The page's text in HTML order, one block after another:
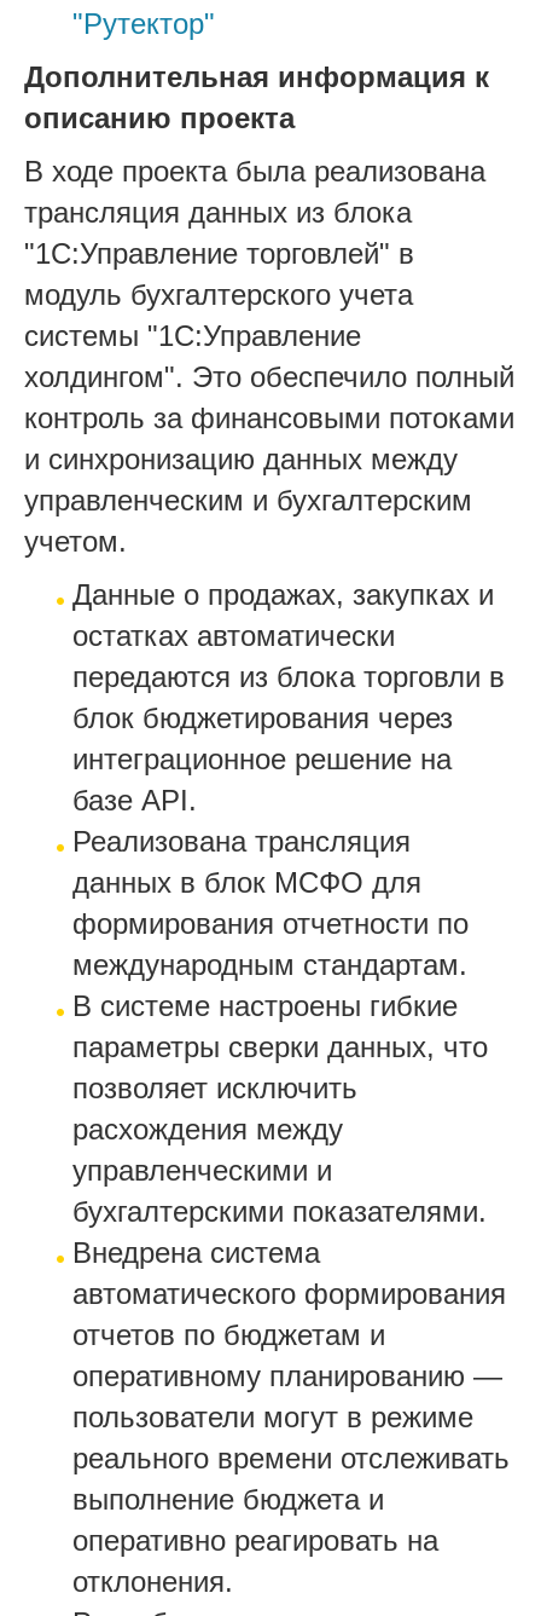
"Рутектор"
Дополнительная информация к
описанию проекта
В ходе проекта была реализована
трансляция данных из блока
"1С:Управление торговлей" в
модуль бухгалтерского учета
системы "1С:Управление
холдингом". Это обеспечило полный
контроль за финансовыми потоками
и синхронизацию данных между
управленческим и бухгалтерским
учетом.
Данные о продажах, закупках и
остатках автоматически
передаются из блока торговли в
блок бюджетирования через
интеграционное решение на
базе API.
Реализована трансляция
данных в блок МСФО для
формирования отчетности по
международным стандартам.
В системе настроены гибкие
параметры сверки данных, что
позволяет исключить
расхождения между
управленческими и
бухгалтерскими показателями.
Внедрена система
автоматического формирования
отчетов по бюджетам и
оперативному планированию —
пользователи могут в режиме
реального времени отслеживать
выполнение бюджета и
оперативно реагировать на
отклонения.